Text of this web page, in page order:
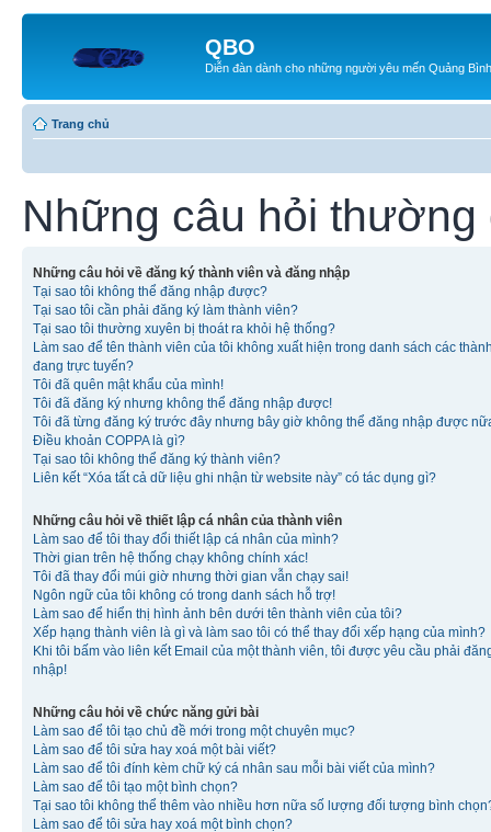
QBO
Diễn đàn dành cho những người yêu mến Quảng Bình
Trang chủ
Những câu hỏi thường
Những câu hỏi về đăng ký thành viên và đăng nhập
Tại sao tôi không thể đăng nhập được?
Tại sao tôi cần phải đăng ký làm thành viên?
Tại sao tôi thường xuyên bị thoát ra khỏi hệ thống?
Làm sao để tên thành viên của tôi không xuất hiện trong danh sách các
đang trực tuyến?
Tôi đã quên mật khẩu của mình!
Tôi đã đăng ký nhưng không thể đăng nhập được!
Tôi đã từng đăng ký trước đây nhưng bây giờ không thể đăng nhập được
Điều khoản COPPA là gì?
Tại sao tôi không thể đăng ký thành viên?
Liên kết “Xóa tất cả dữ liệu ghi nhận từ website này” có tác dụng gì?
Những câu hỏi về thiết lập cá nhân của thành viên
Làm sao để tôi thay đổi thiết lập cá nhân của mình?
Thời gian trên hệ thống chạy không chính xác!
Tôi đã thay đổi múi giờ nhưng thời gian vẫn chạy sai!
Ngôn ngữ của tôi không có trong danh sách hỗ trợ!
Làm sao để hiển thị hình ảnh bên dưới tên thành viên của tôi?
Xếp hạng thành viên là gì và làm sao tôi có thể thay đổi xếp hạng của mình?
Khi tôi bấm vào liên kết Email của một thành viên, tôi được yêu cầu phải
nhập!
Những câu hỏi về chức năng gửi bài
Làm sao để tôi tạo chủ đề mới trong một chuyên mục?
Làm sao để tôi sửa hay xoá một bài viết?
Làm sao để tôi đính kèm chữ ký cá nhân sau mỗi bài viết của mình?
Làm sao để tôi tạo một bình chọn?
Tại sao tôi không thể thêm vào nhiều hơn nữa số lượng đối tượng bình
Làm sao để tôi sửa hay xoá một bình chọn?